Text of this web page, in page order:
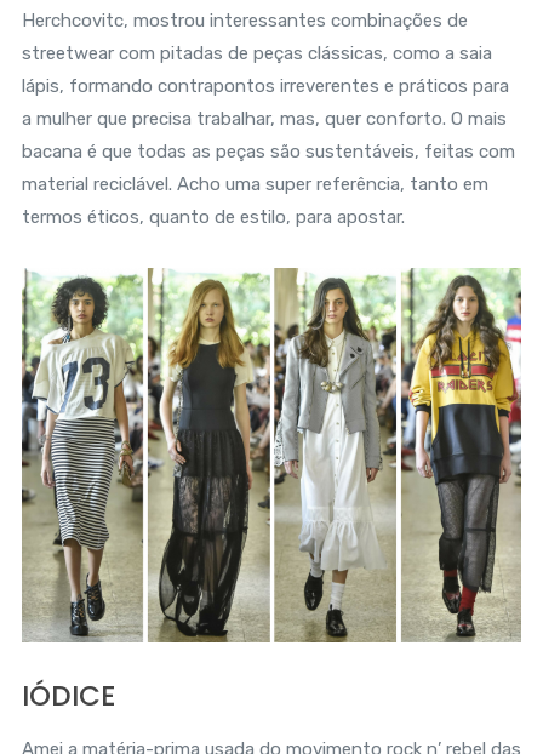
Herchcovitc, mostrou interessantes combinações de
streetwear com pitadas de peças clássicas, como a saia
lápis, formando contrapontos irreverentes e práticos para
a mulher que precisa trabalhar, mas, quer conforto. O mais
bacana é que todas as peças são sustentáveis, feitas com
material reciclável. Acho uma super referência, tanto em
termos éticos, quanto de estilo, para apostar.
IÓDICE
Amei a matéria-prima usada do movimento rock n’ rebel das